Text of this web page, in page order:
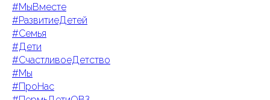
#МыВместе
#РазвитиеДетей
#Семья
#Дети
#СчастливоеДетство
#Мы
#ПроНас